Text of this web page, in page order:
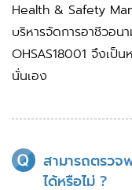
Health & Safety
บริหารจัดการอาชีวอน
OHSAS18001 จึงเป็
นั่นเอง
สามารถตรวจ
ได้หรือไม่ ?